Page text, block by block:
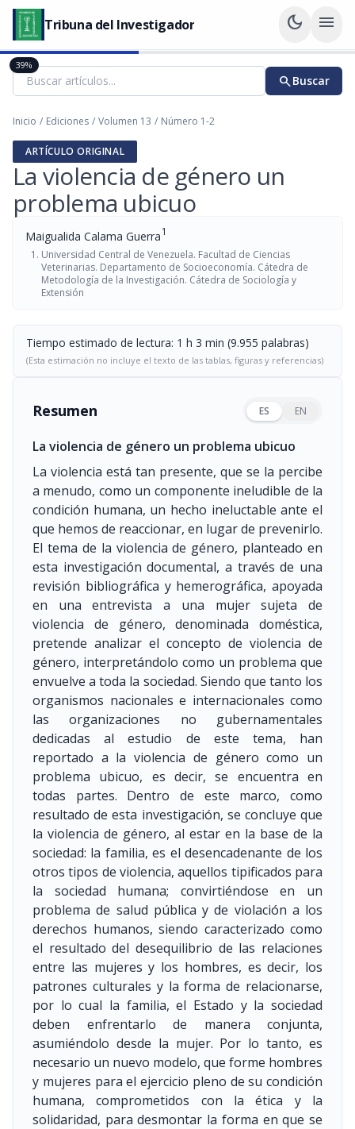
Tribuna del Investigador dark_mode menu
searchBuscar
Inicio / Ediciones / Volumen 13 / Número 1-2
ARTÍCULO ORIGINAL
La violencia de género un
problema ubicuo
Maigualida Calama Guerra1
Universidad Central de Venezuela. Facultad de Ciencias
Veterinarias. Departamento de Socioeconomía. Cátedra de
Metodología de la Investigación. Cátedra de Sociología y
Extensión
Tiempo estimado de lectura: 1 h 3 min (9.955 palabras)
(Esta estimación no incluye el texto de las tablas, figuras y referencias)
Resumen ES EN
La violencia de género un problema ubicuo
La violencia está tan presente, que se la percibe
a menudo, como un componente ineludible de la
condición humana, un hecho ineluctable ante el
que hemos de reaccionar, en lugar de prevenirlo.
El tema de la violencia de género, planteado en
esta investigación documental, a través de una
revisión bibliográfica y hemerográfica, apoyada
en una entrevista a una mujer sujeta de
violencia de género, denominada doméstica,
pretende analizar el concepto de violencia de
género, interpretándolo como un problema que
envuelve a toda la sociedad. Siendo que tanto los
organismos nacionales e internacionales como
las organizaciones no gubernamentales
dedicadas al estudio de este tema, han
reportado a la violencia de género como un
problema ubicuo, es decir, se encuentra en
todas partes. Dentro de este marco, como
resultado de esta investigación, se concluye que
la violencia de género, al estar en la base de la
sociedad: la familia, es el desencadenante de los
otros tipos de violencia, aquellos tipificados para
la sociedad humana; convirtiéndose en un
problema de salud pública y de violación a los
derechos humanos, siendo caracterizado como
el resultado del desequilibrio de las relaciones
entre las mujeres y los hombres, es decir, los
patrones culturales y la forma de relacionarse,
por lo cual la familia, el Estado y la sociedad
deben enfrentarlo de manera conjunta,
asumiéndolo desde la mujer. Por lo tanto, es
necesario un nuevo modelo, que forme hombres
y mujeres para el ejercicio pleno de su condición
humana, comprometidos con la ética y la
solidaridad, para desmontar la forma en que se
39%